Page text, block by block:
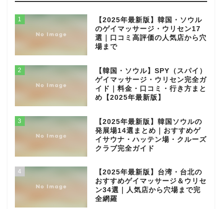
1
【2025年最新版】韓国・ソウル
のゲイマッサージ・ウリセン17
選｜口コミ高評価の人気店から穴
場まで
2
【韓国・ソウル】SPY（スパイ）
ゲイマッサージ・ウリセン完全ガ
イド｜料金・口コミ・行き方まと
め【2025年最新版】
3
【2025年最新版】韓国ソウルの
発展場14選まとめ｜おすすめゲ
イサウナ・ハッテン場・クルーズ
クラブ完全ガイド
4
【2025年最新版】台湾・台北の
おすすめゲイマッサージ＆ウリセ
ン34選｜人気店から穴場まで完
全網羅